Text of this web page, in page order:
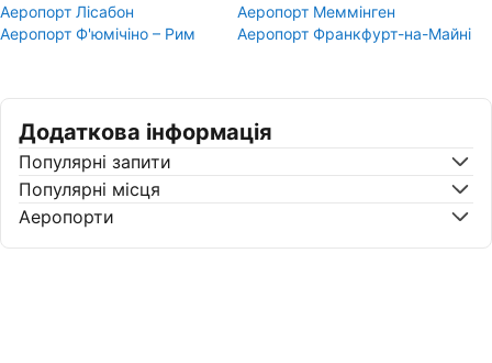
Аеропорт Лісабон
Аеропорт Меммінген
Аеропорт Ф'юмічіно – Рим
Аеропорт Франкфурт-на-Майні
Додаткова інформація
Популярні запити
Популярні місця
Аеропорти